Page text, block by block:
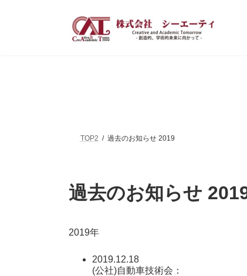
TOP2 過去のお知らせ 2019
過去のお知らせ
2019年
2019.12.18
(公社)自動車技術会：